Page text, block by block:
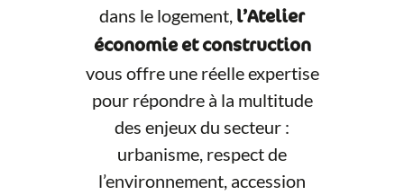
dans le logement, l’Atelier
économie et construction
vous offre une réelle expertise
pour répondre à la multitude
des enjeux du secteur :
urbanisme, respect de
l’environnement, accession